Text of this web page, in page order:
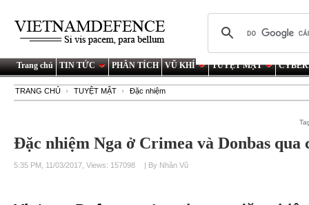
Trang chủ TIN TỨC PHÂN TÍCH VŨ KHÍ TUYỆT MẬT
TRANG CHỦ TUYỆT MẬT Đặc nhiệm
Đặc nhiệm Nga ở Crimea và Donbas qua
5:35 PM, 11/03/2017, Views: 157098 | By Nhân Vũ